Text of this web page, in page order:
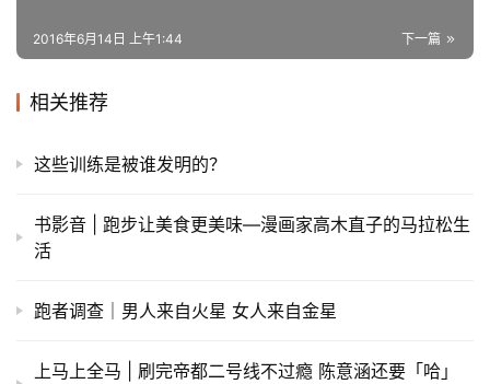
下一篇
2016年6月14日 上午1:44
相关推荐
这些训练是被谁发明的？
书影音 | 跑步让美食更美味—漫画家高木直子的马拉松生
活
跑者调查｜男人来自火星 女人来自金星
上马上全马 | 刷完帝都二号线不过瘾 陈意涵还要「哈」